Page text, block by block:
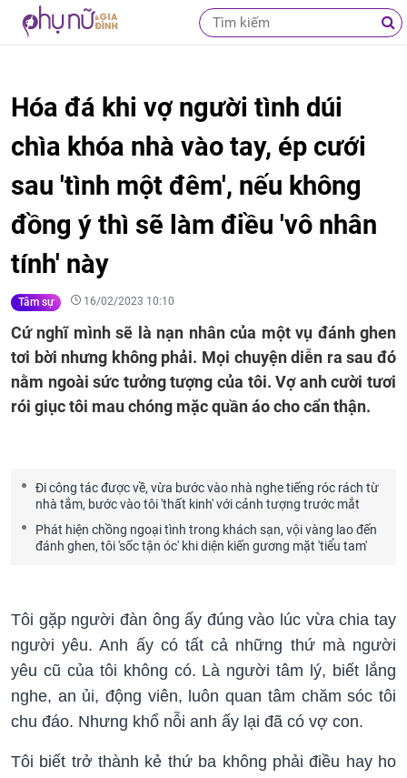
Hóa đá khi vợ người tình dúi
chìa khóa nhà vào tay, ép cưới
sau 'tình một đêm', nếu không
đồng ý thì sẽ làm điều 'vô nhân
tính' này
Tâm sự 16/02/2023 10:10
Cứ nghĩ mình sẽ là nạn nhân của một vụ đánh ghen
tơi bời nhưng không phải. Mọi chuyện diễn ra sau đó
nằm ngoài sức tưởng tượng của tôi. Vợ anh cười tươi
rói giục tôi mau chóng mặc quần áo cho cẩn thận.
Đi công tác được về, vừa bước vào nhà nghe tiếng róc rách từ
nhà tắm, bước vào tôi 'thất kinh' với cảnh tượng trước mắt
Phát hiện chồng ngoại tình trong khách sạn, vội vàng lao đến
đánh ghen, tôi 'sốc tận óc' khi diện kiến gương mặt 'tiểu tam'
Tôi gặp người đàn ông ấy đúng vào lúc vừa chia tay
người yêu. Anh ấy có tất cả những thứ mà người
yêu cũ của tôi không có. Là người tâm lý, biết lắng
nghe, an ủi, động viên, luôn quan tâm chăm sóc tôi
chu đáo. Nhưng khổ nỗi anh ấy lại đã có vợ con.
Tôi biết trở thành kẻ thứ ba không phải điều hay ho